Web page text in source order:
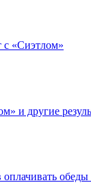
с «Сиэтлом»
и другие
оплачивать